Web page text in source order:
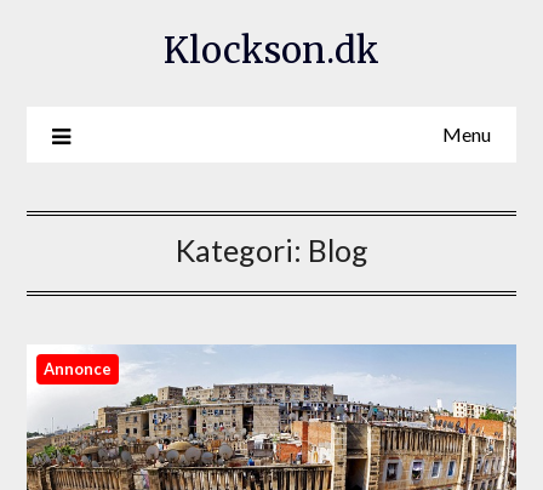
Klockson.dk
Menu
Kategori: Blog
Annonce